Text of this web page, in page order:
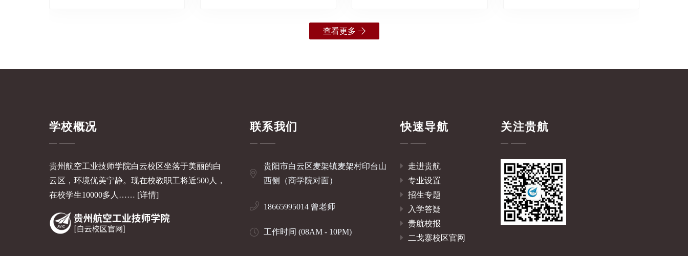
查看更多
学校概况
贵州航空工业技师学院白云校区坐落于美丽的白
云区，环境优美宁静。现在校教职工将近500人，
在校学生10000多人…… [详情]
联系我们
贵阳市白云区麦架镇麦架村印台山
西侧（商学院对面）
18665995014 曾老师
工作时间 (08AM - 10PM)
快速导航
走进贵航
专业设置
招生专题
入学答疑
贵航校报
二戈寨校区官网
关注贵航